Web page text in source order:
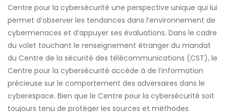
Centre pour la cybersécurité une perspective unique qui lui
permet d’observer les tendances dans l’environnement de
cybermenaces et d’appuyer ses évaluations. Dans le cadre
du volet touchant le renseignement étranger du mandat
du Centre de la sécurité des télécommunications (CST), le
Centre pour la cybersécurité accède à de l’information
précieuse sur le comportement des adversaires dans le
cyberespace. Bien que le Centre pour la cybersécurité soit
toujours tenu de protéger les sources et méthodes